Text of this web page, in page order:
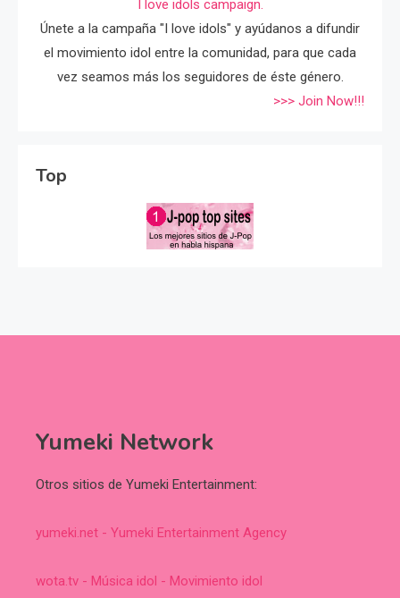
I love idols campaign.
Únete a la campaña "I love idols" y ayúdanos a difundir
el movimiento idol entre la comunidad, para que cada
vez seamos más los seguidores de éste género.
>>> Join Now!!!
Top
Yumeki Network
Otros sitios de Yumeki Entertainment:
yumeki.net - Yumeki Entertainment Agency
wota.tv - Música idol - Movimiento idol